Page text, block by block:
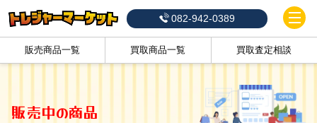
082-942-0389
販売商品一覧 買取商品一覧 買取査定相談
販売中の商品